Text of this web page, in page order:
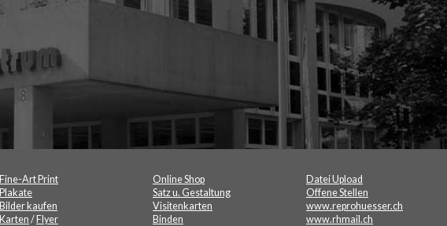
Fine-Art Print
Plakate
Bilder kaufen
Karten / Flyer
Online Shop
Satz u. Gestaltung
Visitenkarten
Binden
Datei Upload
Offene Stellen
www.reprohuesser.ch
www.rhmail.ch